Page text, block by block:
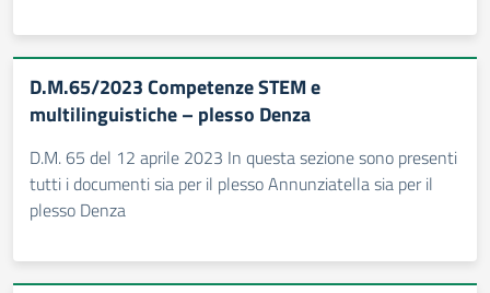
D.M.65/2023 Competenze STEM e
multilinguistiche – plesso Denza
D.M. 65 del 12 aprile 2023 In questa sezione sono presenti
tutti i documenti sia per il plesso Annunziatella sia per il
plesso Denza